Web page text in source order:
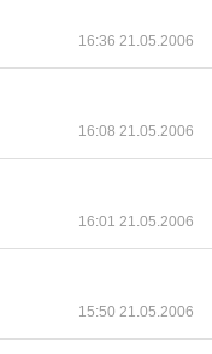
16:36 21.05.2006
16:08 21.05.2006
16:01 21.05.2006
15:50 21.05.2006